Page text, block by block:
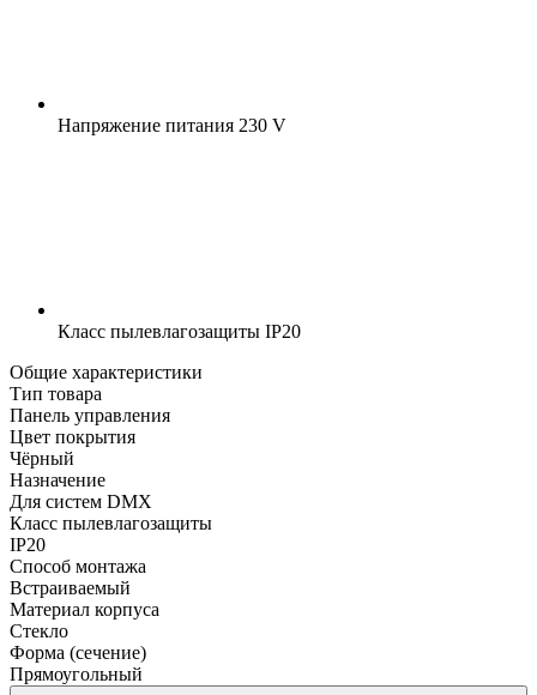
Напряжение питания 230 V
Класс пылевлагозащиты IP20
Общие характеристики
Тип товара
Панель управления
Цвет покрытия
Чёрный
Назначение
Для систем DMX
Класс пылевлагозащиты
IP20
Способ монтажа
Встраиваемый
Материал корпуса
Стекло
Форма (сечение)
Прямоугольный